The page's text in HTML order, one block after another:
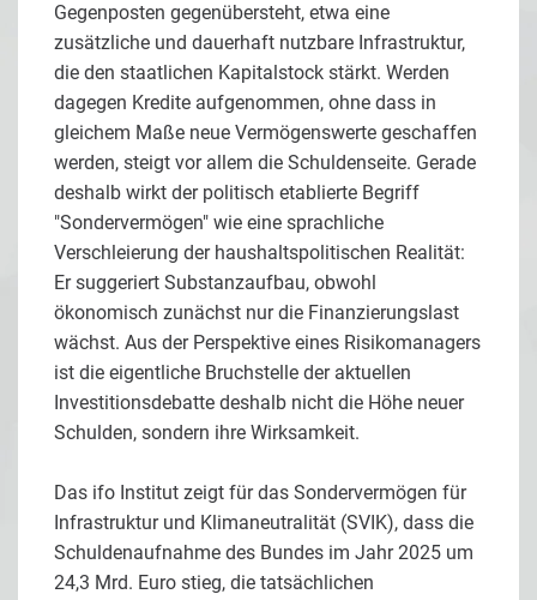
Gegenposten gegenübersteht, etwa eine
zusätzliche und dauerhaft nutzbare Infrastruktur,
die den staatlichen Kapitalstock stärkt. Werden
dagegen Kredite aufgenommen, ohne dass in
gleichem Maße neue Vermögenswerte geschaffen
werden, steigt vor allem die Schuldenseite. Gerade
deshalb wirkt der politisch etablierte Begriff
"Sondervermögen" wie eine sprachliche
Verschleierung der haushaltspolitischen Realität:
Er suggeriert Substanzaufbau, obwohl
ökonomisch zunächst nur die Finanzierungslast
wächst. Aus der Perspektive eines Risikomanagers
ist die eigentliche Bruchstelle der aktuellen
Investitionsdebatte deshalb nicht die Höhe neuer
Schulden, sondern ihre Wirksamkeit.
Das ifo Institut zeigt für das Sondervermögen für
Infrastruktur und Klimaneutralität (SVIK), dass die
Schuldenaufnahme des Bundes im Jahr 2025 um
24,3 Mrd. Euro stieg, die tatsächlichen